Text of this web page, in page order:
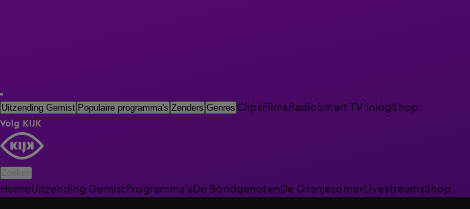
Uitzending Gemist Populaire programma's Zenders Genres ClipsFilmsRadioSmart TV inlogShop
Volg KIJK
HomeUitzending GemistProgramma'sDe BondgenotenDe Oranjezomer LivestreamsShop